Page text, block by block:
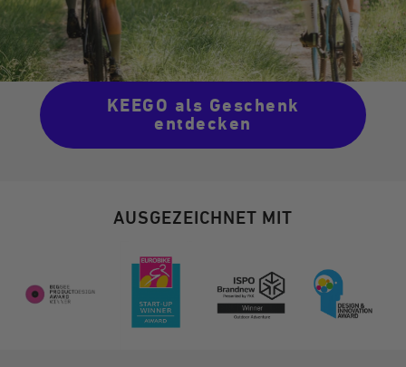
KEEGO als Geschenk
entdecken
AUSGEZEICHNET MIT